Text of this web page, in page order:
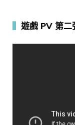
遊戲 PV 第二